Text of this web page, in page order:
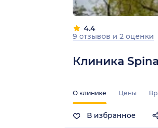
Клиника
4.4
9 отзывов и 2 оценки
О клинике Цены
В избранное